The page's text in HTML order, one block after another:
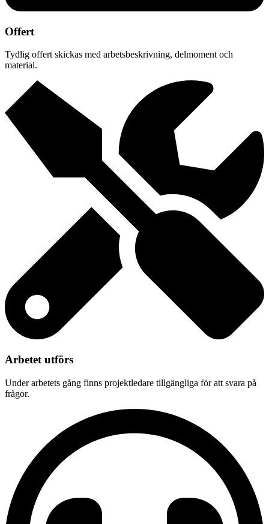
Offert
Tydlig offert skickas med arbetsbeskrivning, delmoment och
material.
Arbetet utförs
Under arbetets gång finns projektledare tillgängliga för att svara på
frågor.